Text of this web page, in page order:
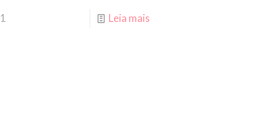
Leia mais